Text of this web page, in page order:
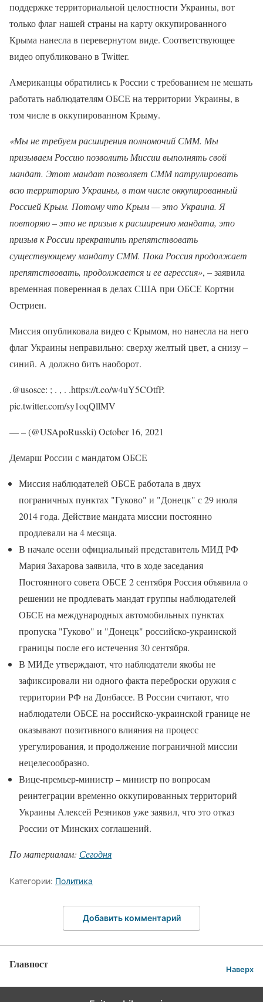
поддержке территориальной целостности Украины, вот
только флаг нашей страны на карту оккупированного
Крыма нанесла в перевернутом виде. Соответствующее
видео опубликовано в Twitter.
Американцы обратились к России с требованием не мешать
работать наблюдателям ОБСЕ на территории Украины, в
том числе в оккупированном Крыму.
«Мы не требуем расширения полномочий СММ. Мы
призываем Россию позволить Миссии выполнять свой
мандат. Этот мандат позволяет СММ патрулировать
всю территорию Украины, в том числе оккупированный
Россией Крым. Потому что Крым — это Украина. Я
повторяю – это не призыв к расширению мандата, это
призыв к России прекратить препятствовать
существующему мандату СММ. Пока Россия продолжает
препятствовать, продолжается и ее агрессия», – заявила
временная поверенная в делах США при ОБСЕ Кортни
Остриен.
Миссия опубликовала видео с Крымом, но нанесла на него
флаг Украины неправильно: сверху желтый цвет, а снизу –
синий. А должно бить наоборот.
.@usosce: ; . , . .https://t.co/w4uY5COtfP.
pic.twitter.com/sy1oqQllMV
— – (@USApoRusski) October 16, 2021
Демарш России с мандатом ОБСЕ
Миссия наблюдателей ОБСЕ работала в двух
пограничных пунктах "Гуково" и "Донецк" с 29 июля
2014 года. Действие мандата миссии постоянно
продлевали на 4 месяца.
В начале осени официальный представитель МИД РФ
Мария Захарова заявила, что в ходе заседания
Постоянного совета ОБСЕ 2 сентября Россия объявила о
решении не продлевать мандат группы наблюдателей
ОБСЕ на международных автомобильных пунктах
пропуска "Гуково" и "Донецк" российско-украинской
границы после его истечения 30 сентября.
В МИДе утверждают, что наблюдатели якобы не
зафиксировали ни одного факта переброски оружия с
территории РФ на Донбассе. В России считают, что
наблюдатели ОБСЕ на российско-украинской границе не
оказывают позитивного влияния на процесс
урегулирования, и продолжение пограничной миссии
нецелесообразно.
Вице-премьер-министр – министр по вопросам
реинтеграции временно оккупированных территорий
Украины Алексей Резников уже заявил, что это отказ
России от Минских соглашений.
По материалам: Сегодня
Категории: Политика
Добавить комментарий
Главпост Наверх